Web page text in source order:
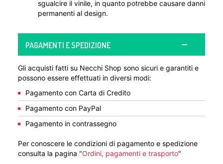
sgualcire il vinile, in quanto potrebbe causare danni
permanenti al design.
PAGAMENTI E SPEDIZIONE
Gli acquisti fatti su Necchi Shop sono sicuri e garantiti e
possono essere effettuati in diversi modi:
Pagamento con Carta di Credito
Pagamento con PayPal
Pagamento in contrassegno
Per conoscere le condizioni di pagamento e spedizione
consulta la pagina "Ordini, pagamenti e trasporto"